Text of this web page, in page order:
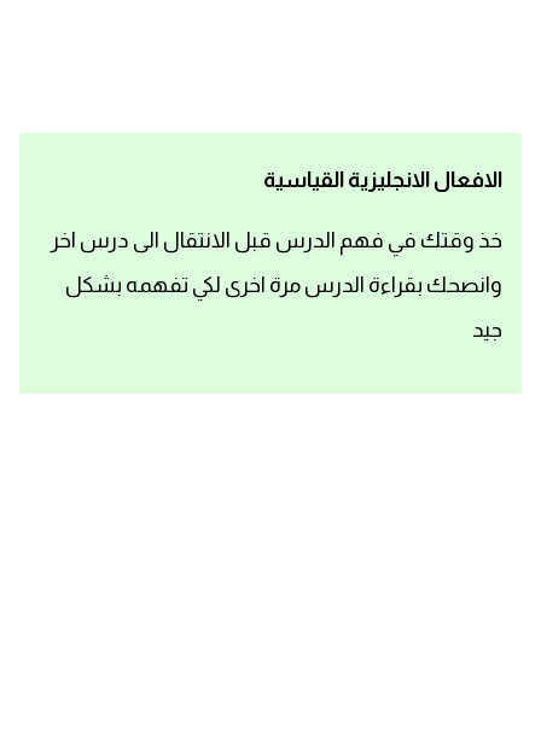
محادثات انجليزية
الافعال الانجليزية القياسية
خذ وقتك في فهم الدرس قبل الانتقال الى درس اخر
وانصحك بقراءة الدرس مرة اخرى لكي تفهمه بشكل
جيد